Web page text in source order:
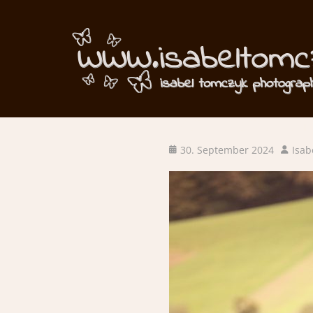
Posted
30. September 2024 Author